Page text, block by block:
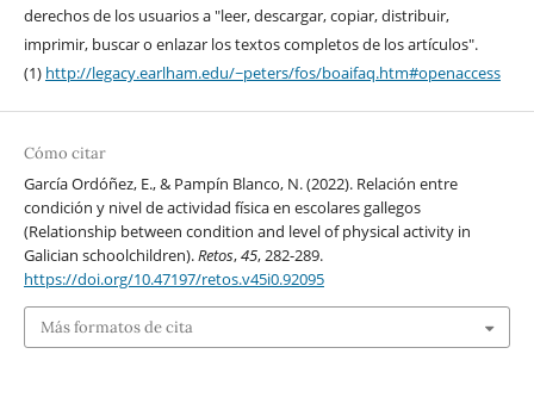
derechos de los usuarios a "leer, descargar, copiar, distribuir,
imprimir, buscar o enlazar los textos completos de los artículos".
(1) http://legacy.earlham.edu/~peters/fos/boaifaq.htm#openaccess
Cómo citar
García Ordóñez, E., & Pampín Blanco, N. (2022). Relación entre
condición y nivel de actividad física en escolares gallegos
(Relationship between condition and level of physical activity in
Galician schoolchildren).Retos,45, 282-289.
https://doi.org/10.47197/retos.v45i0.92095
Más formatos de cita